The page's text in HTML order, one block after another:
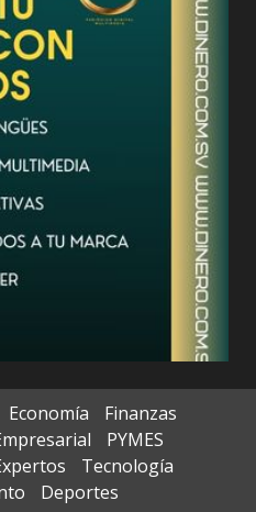
Economía
Finanzas
PYMES
Tecnología
Deportes